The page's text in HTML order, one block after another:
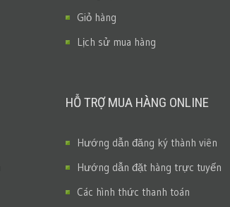
Giỏ hàng
Lịch sử mua hàng
HỖ TRỢ MUA HÀNG ONLINE
Hướng dẫn đăng ký thành viên
Hướng dẫn đặt hàng trực tuyến
Các hình thức thanh toán